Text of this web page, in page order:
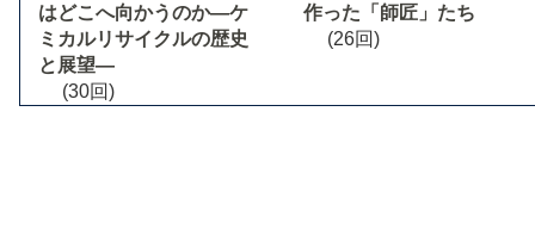
はどこへ向かうのか―ケ
ミカルリサイクルの歴史
と展望―
(30回)
作った「師匠」たち
(26回)